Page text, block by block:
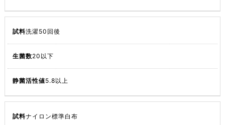
洗濯50回後
20以下
5.8以上
ナイロン標準白布